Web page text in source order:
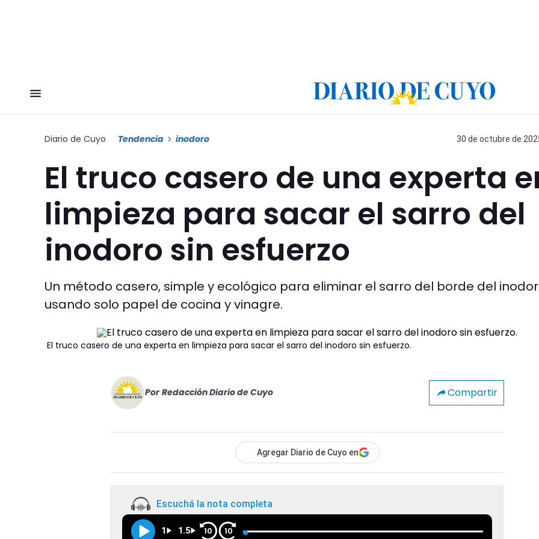
Diario de Cuyo Tendencia inodoro 30 de octubre de
El truco casero de una experta
limpieza para sacar el sarro del
inodoro sin esfuerzo
Un método casero, simple y ecológico para eliminar el sarro del borde del
usando solo papel de cocina y vinagre.
El truco casero de una experta en limpieza para sacar el sarro del inodoro sin esfuerzo.
Por Redacción Diario de Cuyo Compartir
Agregar Diario de Cuyo en
Escuchá la nota completa
1 1.5 10 10